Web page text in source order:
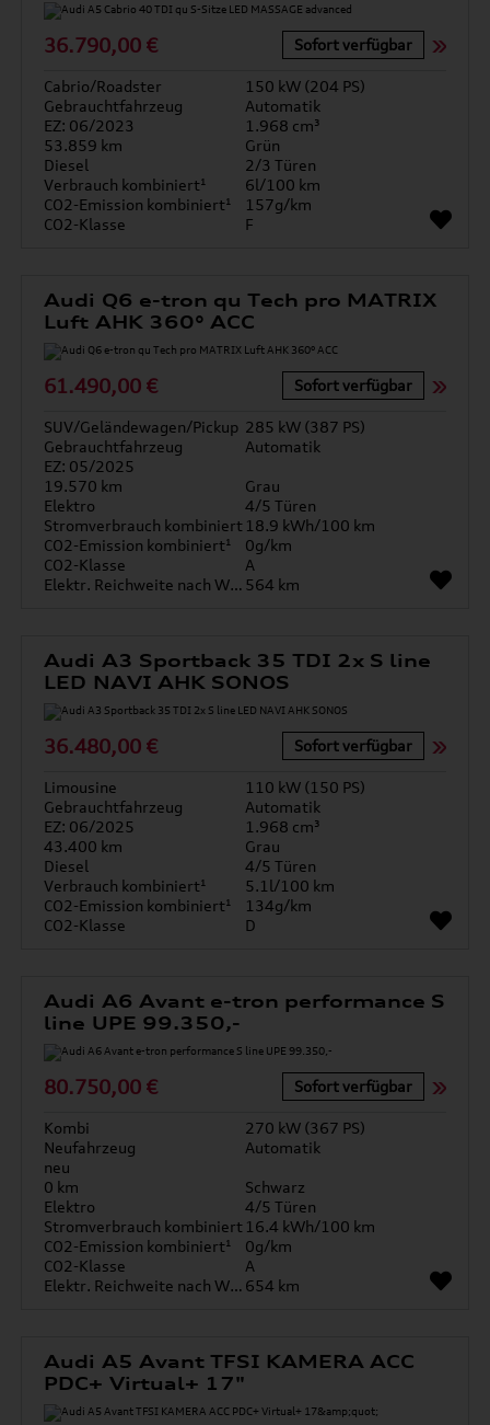
36.790,00 € Sofort verfügbar
Cabrio/Roadster
150 kW (204 PS)
Gebrauchtfahrzeug
Automatik
EZ: 06/2023
1.968 cm³
53.859 km
Grün
Diesel
2/3 Türen
Verbrauch kombiniert¹
6l/100 km
CO2-Emission kombiniert¹
157g/km
CO2-Klasse
F
Audi Q6 e-tron qu Tech pro MATRIX
Luft AHK 360° ACC
61.490,00 € Sofort verfügbar
SUV/Geländewagen/Pickup 285 kW (387 PS)
Gebrauchtfahrzeug
Automatik
EZ: 05/2025
19.570 km
Grau
Elektro
4/5 Türen
Stromverbrauch kombiniert 18.9 kWh/100 km
CO2-Emission kombiniert¹
0g/km
CO2-Klasse
A
Elektr. Reichweite nach WLTP* 564 km
Audi A3 Sportback 35 TDI 2x S line
LED NAVI AHK SONOS
36.480,00 € Sofort verfügbar
Limousine
110 kW (150 PS)
Gebrauchtfahrzeug
Automatik
EZ: 06/2025
1.968 cm³
43.400 km
Grau
Diesel
4/5 Türen
Verbrauch kombiniert¹
5.1l/100 km
CO2-Emission kombiniert¹
134g/km
CO2-Klasse
D
Audi A6 Avant e-tron performance S
line UPE 99.350,-
80.750,00 € Sofort verfügbar
Kombi
270 kW (367 PS)
Neufahrzeug
Automatik
neu
0 km
Schwarz
Elektro
4/5 Türen
Stromverbrauch kombiniert 16.4 kWh/100 km
CO2-Emission kombiniert¹
0g/km
CO2-Klasse
A
Elektr. Reichweite nach WLTP* 654 km
Audi A5 Avant TFSI KAMERA ACC
PDC+ Virtual+ 17"